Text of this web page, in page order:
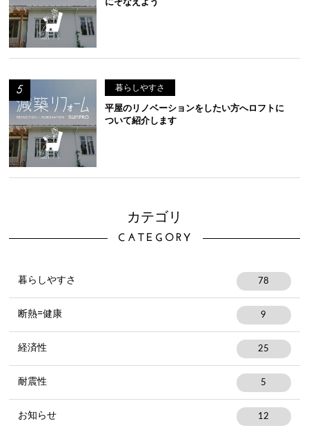
にそなえよう
暮らしやすさ
平屋のリノベーションをしたい方へロフトに
ついて紹介します
カテゴリ
CATEGORY
暮らしやすさ 78
断熱=健康 9
経済性 25
耐震性 5
お知らせ 12